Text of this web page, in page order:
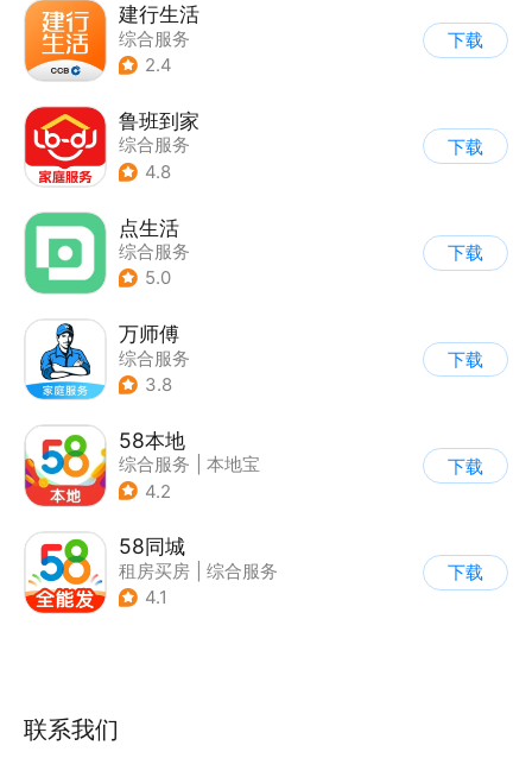
建行生活
综合服务
2.4
下载
鲁班到家
综合服务
4.8
下载
点生活
综合服务
5.0
下载
万师傅
综合服务
3.8
下载
58本地
综合服务
本地宝
4.2
下载
58同城
租房买房
综合服务
4.1
下载
联系我们